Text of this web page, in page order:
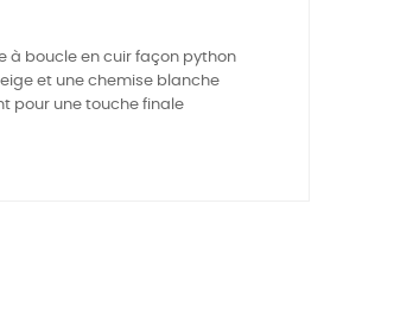
à boucle en cuir façon python
et une chemise blanche
pour une touche finale